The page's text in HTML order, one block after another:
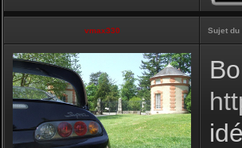
vmax330 Sujet du